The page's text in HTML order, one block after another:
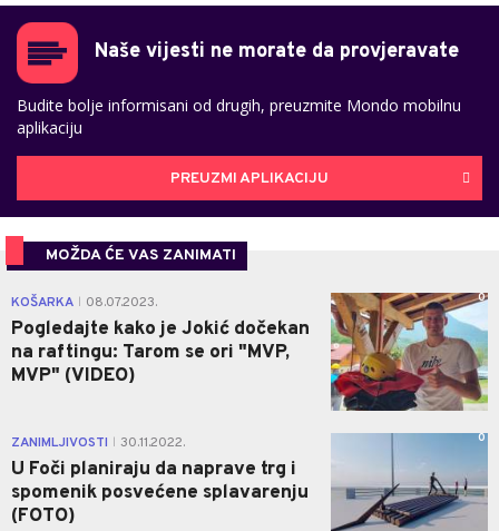
Naše vijesti ne morate da provjeravate
Budite bolje informisani od drugih, preuzmite Mondo mobilnu
aplikaciju
PREUZMI APLIKACIJU
MOŽDA ĆE VAS ZANIMATI
KOŠARKA 08.07.2023.
Pogledajte kako je Jokić dočekan
na raftingu: Tarom se ori "MVP,
MVP" (VIDEO)
0
ZANIMLJIVOSTI 30.11.2022.
U Foči planiraju da naprave trg i
spomenik posvećene splavarenju
(FOTO)
0